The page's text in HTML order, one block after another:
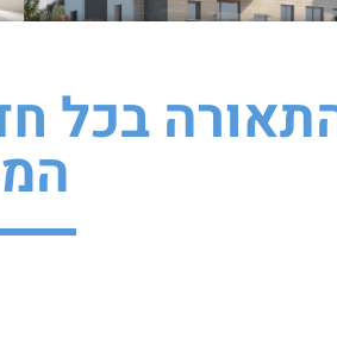
בכל